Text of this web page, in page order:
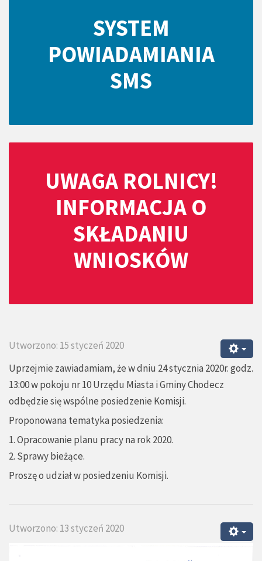
SYSTEM
POWIADAMIANIA
SMS
UWAGA ROLNICY!
INFORMACJA O
SKŁADANIU
WNIOSKÓW
Utworzono: 15 styczeń 2020
Uprzejmie zawiadamiam, że w dniu 24 stycznia 2020r. godz.
13:00 w pokoju nr 10 Urzędu Miasta i Gminy Chodecz
odbędzie się wspólne posiedzenie Komisji.
Proponowana tematyka posiedzenia:
1. Opracowanie planu pracy na rok 2020.
2. Sprawy bieżące.
Proszę o udział w posiedzeniu Komisji.
Utworzono: 13 styczeń 2020